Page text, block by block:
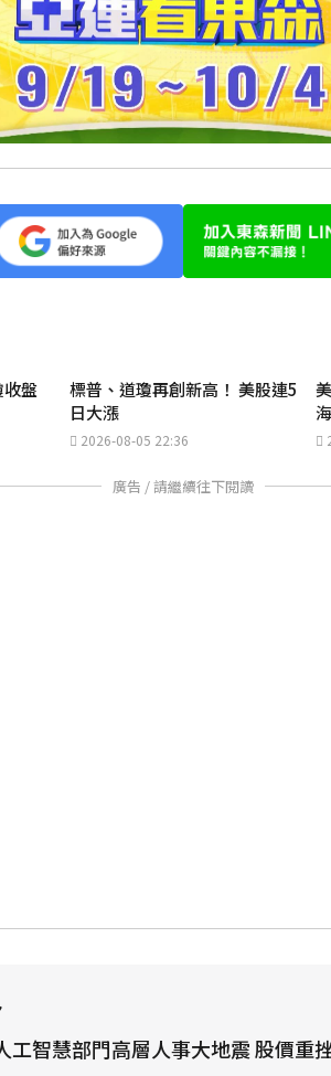
收盤
標普、道瓊再創新高！ 美股連5
日大漲
2026-08-05 22:36
廣告 / 請繼續往下閱讀
工智慧部門高層人事大地震 股價重